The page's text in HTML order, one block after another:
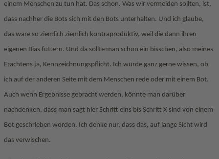
einem Menschen zu tun hat. Das schon. Was wir vermeiden sollten, ist,
dass nachher die Bots sich mit den Bots unterhalten. Und ich glaube,
das wäre so ziemlich ziemlich kontraproduktiv, weil die dann ihren
eigenen Bias füttern. Und da sollte man schon ein bisschen, also meines
Erachtens ja, Kennzeichnungspflicht. Ich würde ganz gerne wissen, ob
ich auf der anderen Seite mit dem Menschen rede oder mit einem Bot.
Auch wenn Ergebnisse gebracht werden, könnte man darüber
nachdenken, dass man sagt hier Schritt eins bis Schritt X sind von einem
Bot geschrieben worden. Ich denke nur, dass das, auf lange Sicht wird
das verwischen.